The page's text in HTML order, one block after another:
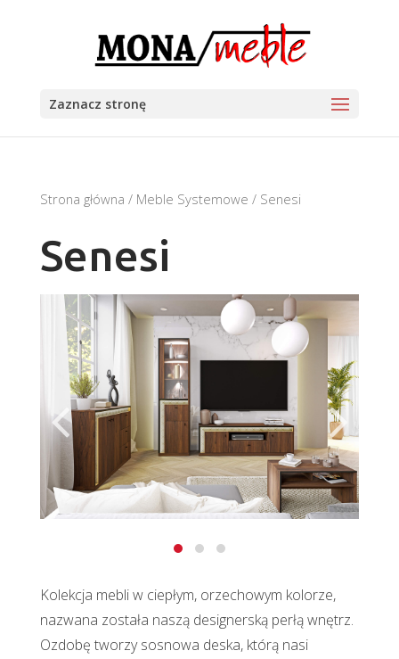
Zaznacz stronę
Strona główna / Meble Systemowe / Senesi
Senesi
Kolekcja mebli w ciepłym, orzechowym kolorze,
nazwana została naszą designerską perłą wnętrz.
Ozdobę tworzy sosnowa deska, którą nasi